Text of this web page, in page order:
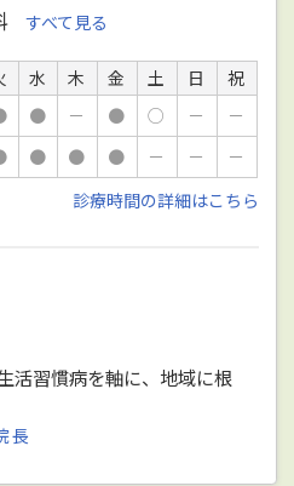
すべて見る
水 木 金 土 日
祝
● － ● ○ －
－
● ● ● － －
－
診療時間の詳細はこちら
活習慣病を軸に、地域に根
長